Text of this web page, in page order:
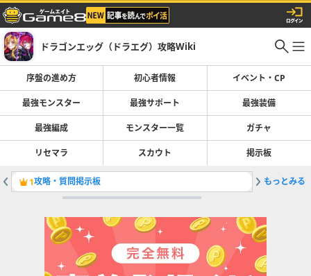
ドラゴンエッグ（ドラエグ）攻略Wiki
序盤の進め方 初心者情報 イベント・CP
最強モンスター 最強サポート 最強装備
最強編成 モンスター一覧 ガチャ
リセマラ スカウト 掲示板
1攻略・質問掲示板 2雑談掲示
もっとみる